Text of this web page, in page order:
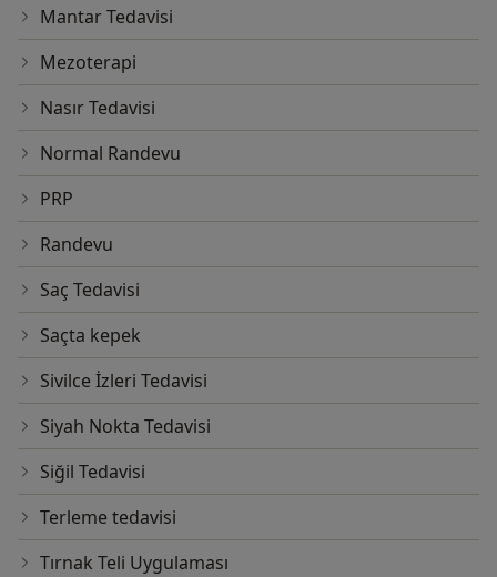
Mantar Tedavisi
Mezoterapi
Nasır Tedavisi
Normal Randevu
PRP
Randevu
Saç Tedavisi
Saçta kepek
Sivilce İzleri Tedavisi
Siyah Nokta Tedavisi
Siğil Tedavisi
Terleme tedavisi
Tırnak Teli Uygulaması